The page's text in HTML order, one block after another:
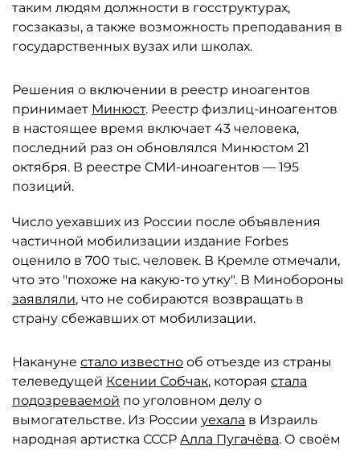
таким людям должности в госструктурах,
госзаказы, а также возможность преподавания в
государственных вузах или школах.
Решения о включении в реестр иноагентов
принимает Минюст. Реестр физлиц-иноагентов
в настоящее время включает 43 человека,
последний раз он обновлялся Минюстом 21
октября. В реестре СМИ-иноагентов — 195
позиций.
Число уехавших из России после объявления
частичной мобилизации издание Forbes
оценило в 700 тыс. человек. В Кремле отмечали,
что это "похоже на какую-то утку". В Минобороны
заявляли, что не собираются возвращать в
страну сбежавших от мобилизации.
Накануне стало известно об отъезде из страны
телеведущей Ксении Собчак, которая стала
подозреваемой по уголовном делу о
вымогательстве. Из России уехала в Израиль
народная артистка СССР Алла Пугачёва. О своём